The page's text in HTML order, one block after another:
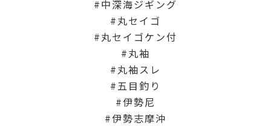
中深海ジギング
丸セイゴ
丸セイゴケン付
丸袖
丸袖スレ
五目釣り
伊勢尼
伊勢志摩沖